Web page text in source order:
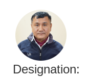
Designation: